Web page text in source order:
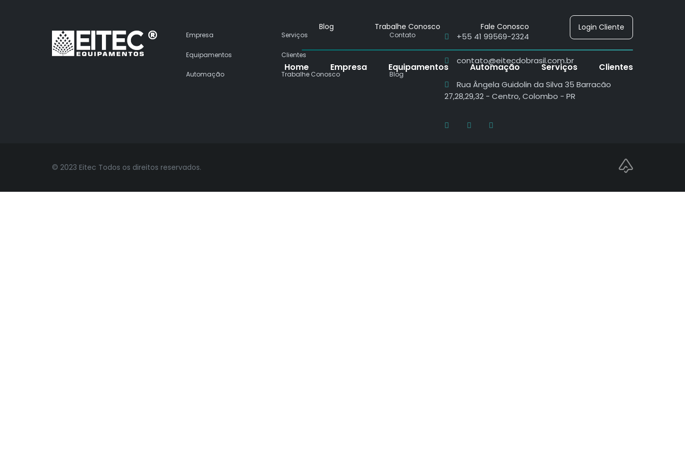
Blog Trabalhe Conosco Fale Conosco Login Cliente
Home Empresa Equipamentos Automação Serviços Clientes
Empresa
Equipamentos
Automação
Serviços
Clientes
Trabalhe Conosco
Contato
Blog
+55 41 99569-2324
contato@eitecdobrasil.com.br
Rua Ângela Guidolin da Silva 35 Barracão
27,28,29,32 - Centro, Colombo - PR
© 2023 Eitec Todos os direitos reservados.